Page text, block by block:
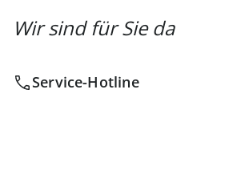
Wir sind für Sie da
Service-Hotline